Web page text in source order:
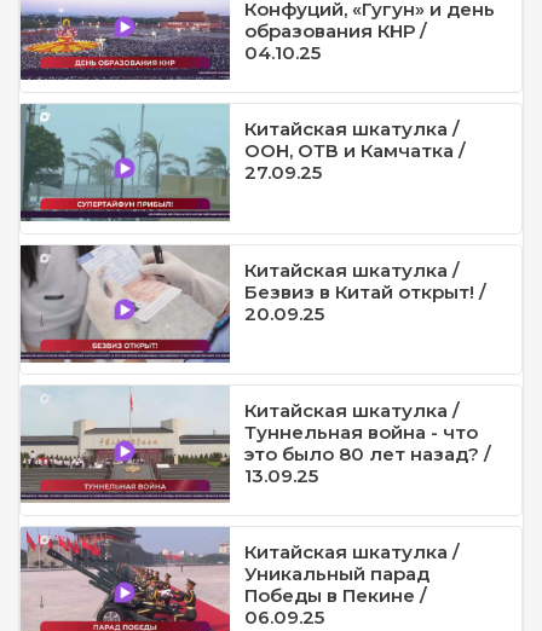
Конфуций, «Гугун» и день
образования КНР /
04.10.25
Китайская шкатулка /
ООН, ОТВ и Камчатка /
27.09.25
Китайская шкатулка /
Безвиз в Китай открыт! /
20.09.25
Китайская шкатулка /
Туннельная война - что
это было 80 лет назад? /
13.09.25
Китайская шкатулка /
Уникальный парад
Победы в Пекине /
06.09.25